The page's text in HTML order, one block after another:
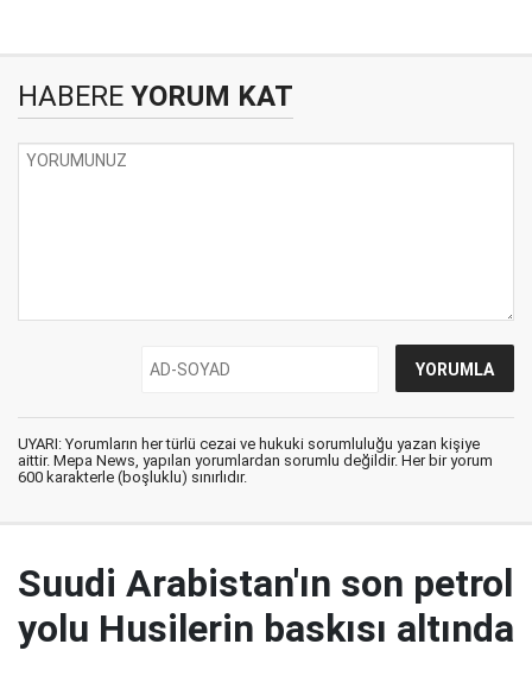
HABERE YORUM KAT
UYARI: Yorumların her türlü cezai ve hukuki sorumluluğu yazan kişiye
aittir. Mepa News, yapılan yorumlardan sorumlu değildir. Her bir yorum
600 karakterle (boşluklu) sınırlıdır.
Suudi Arabistan'ın son petrol
yolu Husilerin baskısı altında